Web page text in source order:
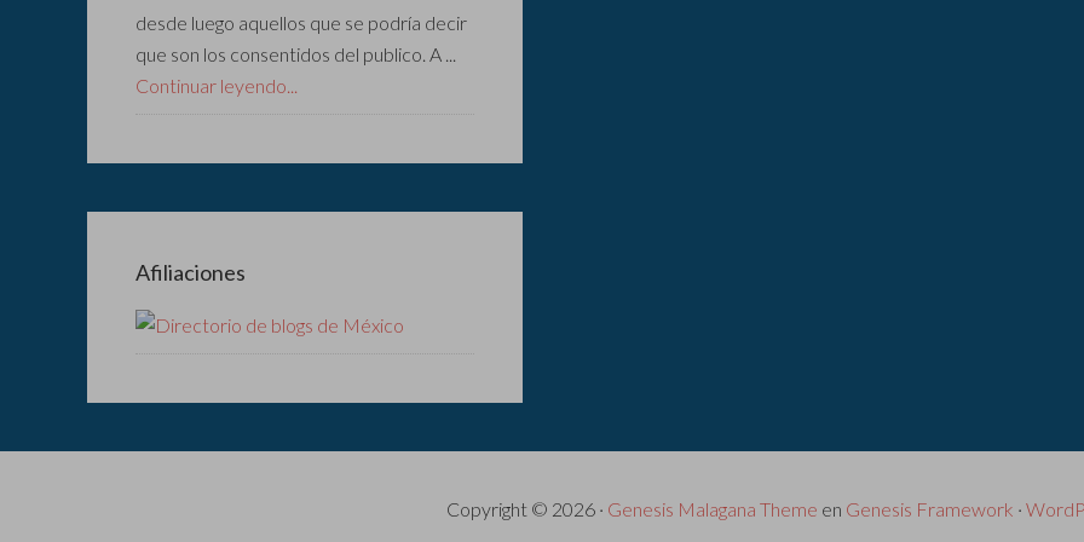
desde luego aquellos que se podría decir
que son los consentidos del publico. A ...
Continuar leyendo...
Afiliaciones
Copyright © 2026 · Genesis Malagana Theme en Genesis Framework ·